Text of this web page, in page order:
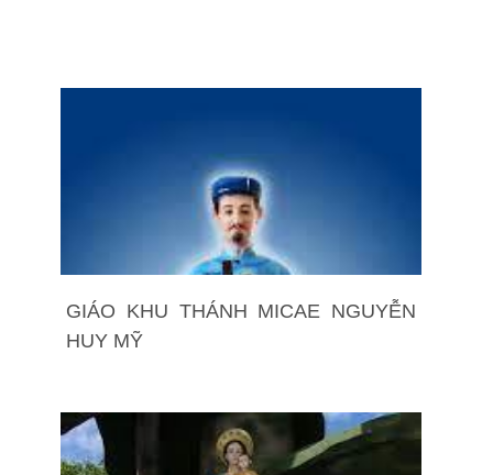
GIÁO KHU THÁNH MICAE NGUYỄN
HUY MỸ